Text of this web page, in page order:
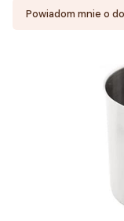
Powiadom mnie o